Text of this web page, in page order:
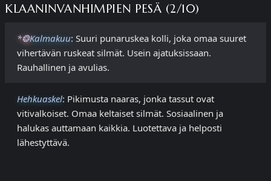
KLAANINVANHIMPIEN PESÄ (2/10)
*❂Kalmakuu: Suuri punaruskea kolli, joka omaa suuret
vihertävän ruskeat silmät. Usein ajatuksissaan.
Rauhallinen ja avulias.
Hehkuaskel: Pikimusta naaras, jonka tassut ovat
vitivalkoiset. Omaa keltaiset silmät. Sosiaalinen ja
halukas auttamaan kaikkia. Luotettava ja helposti
lähestyttävä.